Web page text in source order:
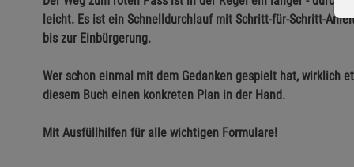
leicht. Es ist ein Schnelldurchlauf mit Schritt-für-Schritt-
bis zur Einbürgerung.
Wer schon einmal mit dem Gedanken gespielt hat, wirklich
diesem Buch einen konkreten Plan in der Hand.
Mit Ausfüllhilfen für alle wichtigen Formulare!